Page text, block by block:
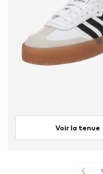
Voir la tenue
1